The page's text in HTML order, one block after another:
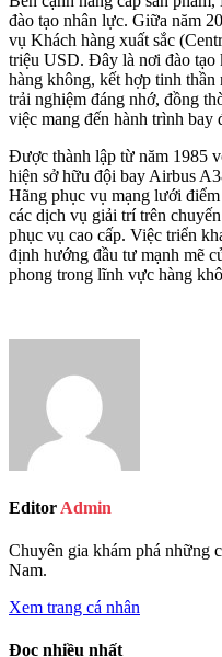
đào tạo nhân lực. Giữa năm
vụ Khách hàng xuất sắc
triệu USD. Đây là nơi đào tạo
hàng không, kết hợp tinh
trải nghiệm đáng nhớ, đồng
việc mang đến hành trình bay
Được thành lập từ năm 1985
hiện sở hữu đội bay Airbus
Hãng phục vụ mạng lưới
các dịch vụ giải trí trên
phục vụ cao cấp. Việc triển
định hướng đầu tư mạnh mẽ
phong trong lĩnh vực hàng
Editor Admin
Chuyên gia khám phá những
Nam.
Xem trang cá nhân
Đọc nhiều nhất